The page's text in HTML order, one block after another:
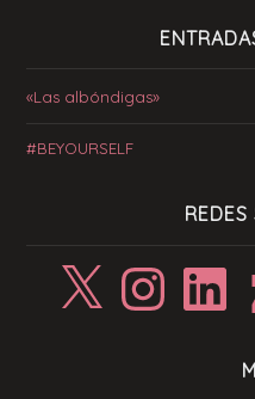
«Las albóndigas»
#BEYOURSELF
InstagramLinkedIn